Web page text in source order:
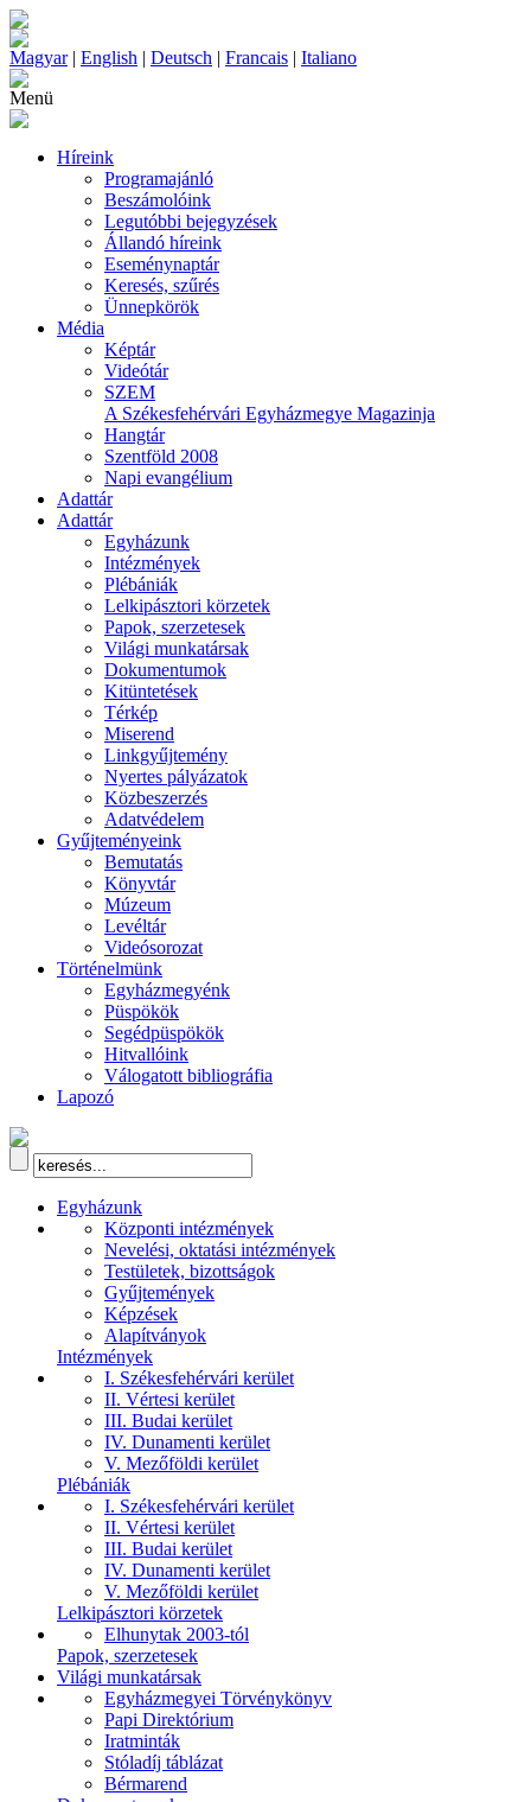
Magyar| English | Deutsch | Francais | Italiano
Menü
Híreink
Programajánló
Beszámolóink
Legutóbbi bejegyzések
Állandó híreink
Eseménynaptár
Keresés, szűrés
Ünnepkörök
Média
Képtár
Videótár
SZEM
A Székesfehérvári Egyházmegye Magazinja
Hangtár
Szentföld 2008
Napi evangélium
Adattár
Adattár
Egyházunk
Intézmények
Plébániák
Lelkipásztori körzetek
Papok, szerzetesek
Világi munkatársak
Dokumentumok
Kitüntetések
Térkép
Miserend
Linkgyűjtemény
Nyertes pályázatok
Közbeszerzés
Adatvédelem
Gyűjteményeink
Bemutatás
Könyvtár
Múzeum
Levéltár
Videósorozat
Történelmünk
Egyházmegyénk
Püspökök
Segédpüspökök
Hitvallóink
Válogatott bibliográfia
Lapozó
Egyházunk
Központi intézmények
Nevelési, oktatási intézmények
Testületek, bizottságok
Gyűjtemények
Képzések
Alapítványok
Intézmények
I. Székesfehérvári kerület
II. Vértesi kerület
III. Budai kerület
IV. Dunamenti kerület
V. Mezőföldi kerület
Plébániák
I. Székesfehérvári kerület
II. Vértesi kerület
III. Budai kerület
IV. Dunamenti kerület
V. Mezőföldi kerület
Lelkipásztori körzetek
Elhunytak 2003-tól
Papok, szerzetesek
Világi munkatársak
Egyházmegyei Törvénykönyv
Papi Direktórium
Iratminták
Stóladíj táblázat
Bérmarend